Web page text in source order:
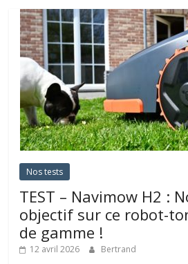
Nos tests
TEST – Navimow H2 :
objectif sur ce robot-
de gamme !
12 avril 2026 Bertrand